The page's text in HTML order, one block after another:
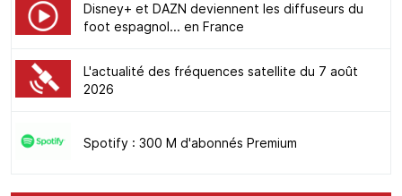
Disney+ et DAZN deviennent les diffuseurs du
foot espagnol... en France
L'actualité des fréquences satellite du 7 août
2026
Spotify : 300 M d'abonnés Premium